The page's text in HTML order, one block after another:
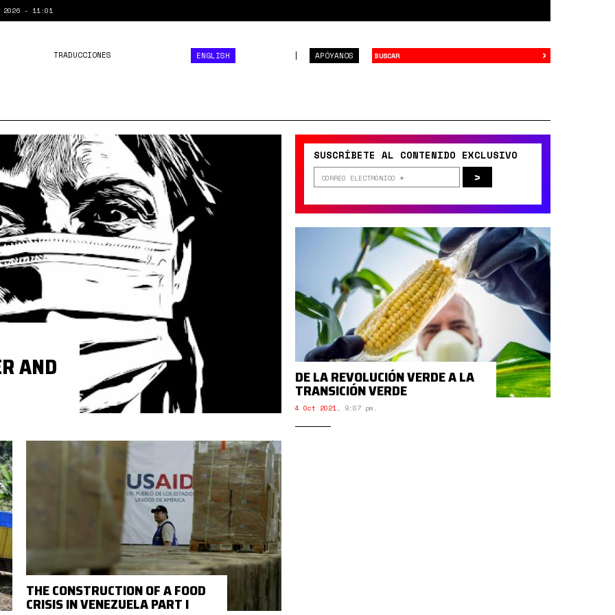
- 11:01
APÓYANOS
TRADUCCIONES ENGLISH ›
AND
SUSCRÍBETE AL CONTENIDO EXCLUSIVO
>
DE LA REVOLUCIÓN VERDE A LA
TRANSICIÓN VERDE
4 Oct 2021, 9:07 pm.
THE CONSTRUCTION OF A FOOD
CRISIS IN VENEZUELA PART I